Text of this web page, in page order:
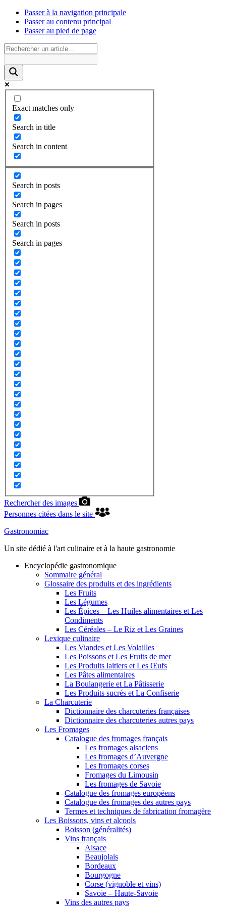
Passer à la navigation principale
Passer au contenu principal
Passer au pied de page
Exact matches only
Search in title
Search in content
Search in posts
Search in pages
Search in posts
Search in pages
Rechercher des images
Personnes citées dans le site
Gastronomiac
Un site dédié à l'art culinaire et à la haute gastronomie
Encyclopédie gastronomique
Sommaire général
Glossaire des produits et des ingrédients
Les Fruits
Les Légumes
Les Épices – Les Huiles alimentaires et Les
Condiments
Les Céréales – Le Riz et Les Graines
Lexique culinaire
Les Viandes et Les Volailles
Les Poissons et Les Fruits de mer
Les Produits laitiers et Les Œufs
Les Pâtes alimentaires
La Boulangerie et La Pâtisserie
Les Produits sucrés et La Confiserie
La Charcuterie
Dictionnaire des charcuteries françaises
Dictionnaire des charcuteries autres pays
Les Fromages
Catalogue des fromages français
Les fromages alsaciens
Les fromages d’Auvergne
Les fromages corses
Fromages du Limousin
Les fromages de Savoie
Catalogue des fromages européens
Catalogue des fromages des autres pays
Termes et techniques de fabrication fromagère
Les Boissons, vins et alcools
Boisson (généralités)
Vins français
Alsace
Beaujolais
Bordeaux
Bourgogne
Corse (vignoble et vins)
Savoie – Haute-Savoie
Vins des autres pays